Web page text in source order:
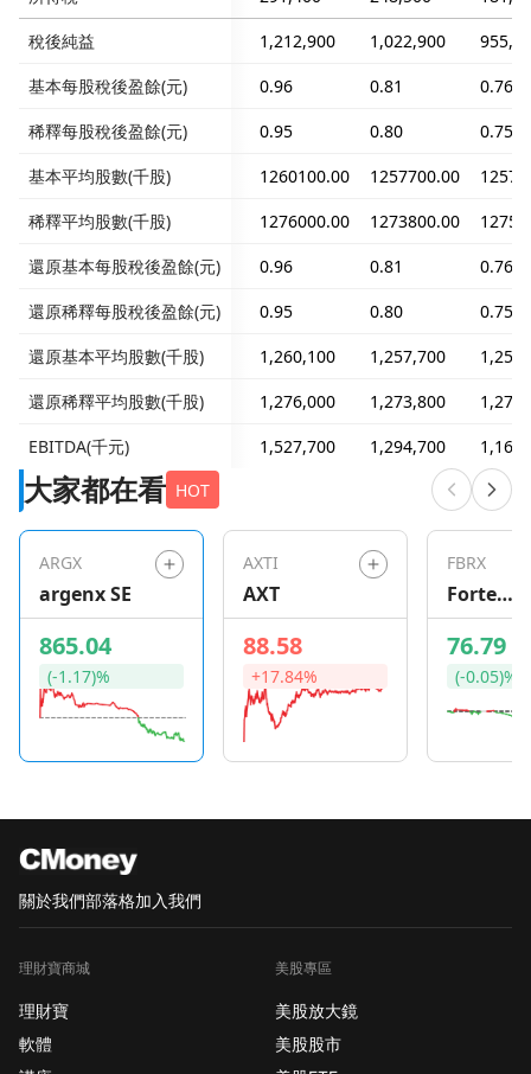
稅後純益
1,212,900 1,022,900
基本每股稅後盈餘(元)
0.96 0.81
0.76
稀釋每股稅後盈餘(元)
0.95 0.80
0.75
基本平均股數(千股)
1260100.00 1257700.00
稀釋平均股數(千股)
1276000.00 1273800.00
還原基本每股稅後盈餘(元)
0.96 0.81
0.76
還原稀釋每股稅後盈餘(元)
0.95 0.80
0.75
還原基本平均股數(千股)
1,260,100 1,257,700
還原稀釋平均股數(千股)
1,276,000 1,273,800
EBITDA(千元)
1,527,700 1,294,700
大家都在看 HOT
ARGX
argenx SE
865.04
(-1.17)%
AXTI
AXT
88.58
+17.84%
FBRX
Forte
76.79
(-0.05)%
關於我們部落格加入我們
理財寶商城
理財寶
軟體
美股專區
美股放大鏡
美股股市